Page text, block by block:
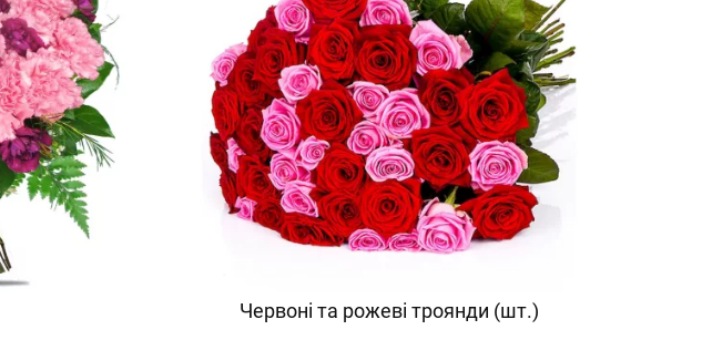
Червоні та рожеві троянди (шт.)